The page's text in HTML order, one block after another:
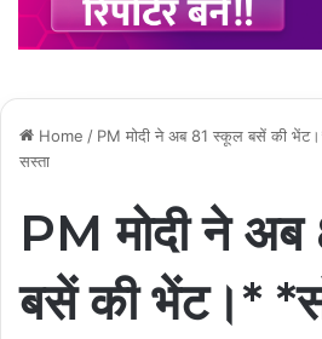
Home / PM मोदी ने अब 81 स्कूल बसें की
सस्ता
PM मोदी ने
बसें की भेंट।*